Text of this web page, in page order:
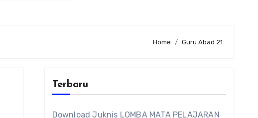
Home Guru Abad 21
Terbaru
Download Juknis LOMBA MATA PELAJARAN